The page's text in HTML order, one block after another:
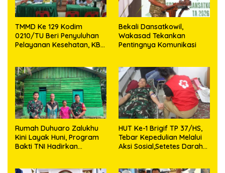
TMMD Ke 129 Kodim
0210/TU Beri Penyuluhan
Pelayanan Kesehatan, KB
Bekali Dansatkowil,
Wakasad Tekankan
Pentingnya Komunikasi
Rumah Duhuaro Zalukhu
Kini Layak Huni, Program
Bakti TNI Hadirkan
HUT Ke-1 Brigif TP 37/HS,
Tebar Kepedulian Melalui
Aksi Sosial,Setetes Darah